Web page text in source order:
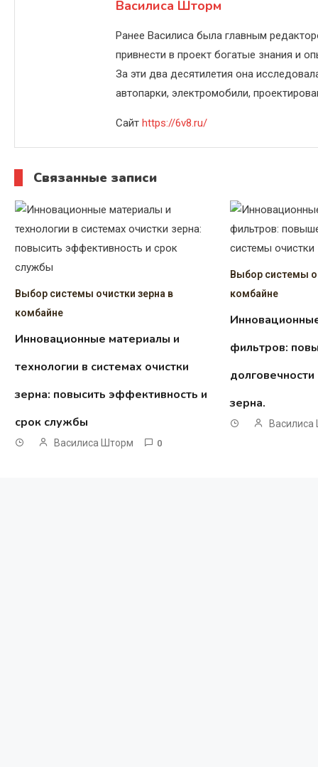
Василиса Шторм
Ранее Василиса была главным
привнести в проект богатые знания и
За эти два десятилетия она
автопарки, электромобили,
Сайт https://6v8.ru/
Связанные записи
Выбор системы очистки зерна в
комбайне
Инновационные материалы и
технологии в системах очистки
зерна: повысить эффективность и
срок службы
Василиса Шторм 0
Выбор системы
комбайне
фильтров:
зерна.